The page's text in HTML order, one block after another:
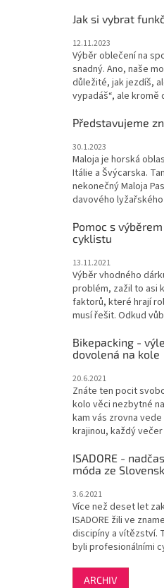
Jak si vybrat
12.11.2023
Výběr oblečení na
snadný. Ano, naše
důležité, jak jezdíš,
vypadáš“, ale kromě
Představujeme
30.1.2023
Maloja je horská
Itálie a Švýcarska.
nekonečný Maloja
davového
Pomoc s
cyklistu
13.11.2021
Výběr vhodného
problém, zažil to asi
faktorů, které hrají
musí řešit. Odkud
Bikepacking -
dovolená na kole
20.6.2021
Znáte ten pocit
kolo věci nezbytné
kam vás zrovna
krajinou, každý
ISADORE -
móda ze
3.6.2021
Více než deset let
ISADORE žili ve
discipíny a vítězství.
byli profesionálními
ARCHIV